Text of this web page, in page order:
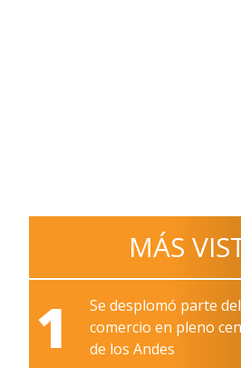
MÁS
1
Se desplomó parte
comercio en pleno
de los Andes